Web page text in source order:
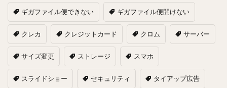
ギガファイル便できない ギガファイル便開けない
クレカ クレジットカード クロム サーバー
サイズ変更 ストレージ スマホ
スライドショー セキュリティ タイアップ広告